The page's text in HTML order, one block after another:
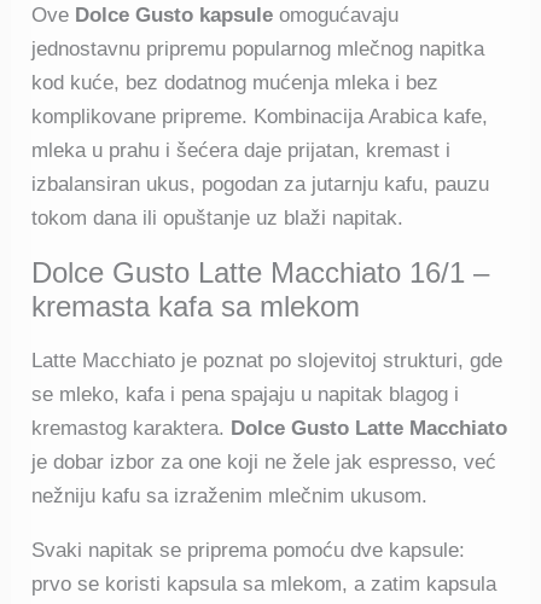
Ove Dolce Gusto kapsule omogućavaju
jednostavnu pripremu popularnog mlečnog napitka
kod kuće, bez dodatnog mućenja mleka i bez
komplikovane pripreme. Kombinacija Arabica kafe,
mleka u prahu i šećera daje prijatan, kremast i
izbalansiran ukus, pogodan za jutarnju kafu, pauzu
tokom dana ili opuštanje uz blaži napitak.
Dolce Gusto Latte Macchiato 16/1 –
kremasta kafa sa mlekom
Latte Macchiato je poznat po slojevitoj strukturi, gde
se mleko, kafa i pena spajaju u napitak blagog i
kremastog karaktera. Dolce Gusto Latte Macchiato
je dobar izbor za one koji ne žele jak espresso, već
nežniju kafu sa izraženim mlečnim ukusom.
Svaki napitak se priprema pomoću dve kapsule:
prvo se koristi kapsula sa mlekom, a zatim kapsula